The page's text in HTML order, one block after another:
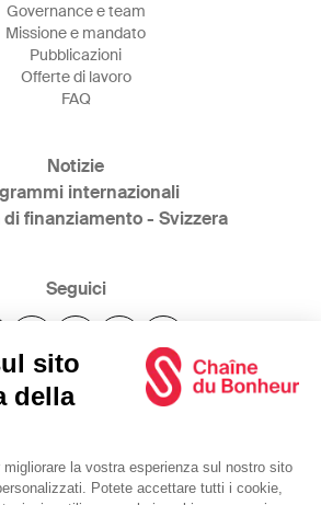
Governance e team
Missione e mandato
Pubblicazioni
Offerte di lavoro
FAQ
Notizie
internazionali
di finanziamento - Svizzera
Seguici